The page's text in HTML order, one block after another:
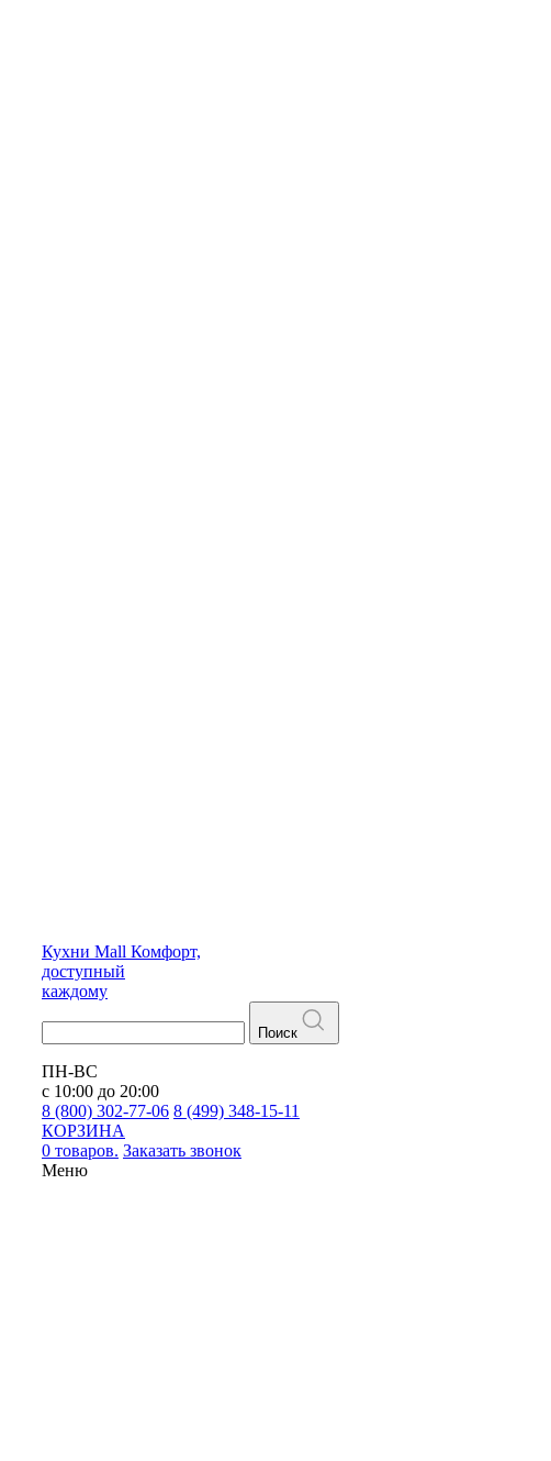
Кухни Mall Комфорт,
доступный
каждому
Поиск
ПН-ВС
с 10:00 до 20:00
8 (800) 302-77-06 8 (499) 348-15-11
КОРЗИНА
0 товаров. Заказать звонок
Меню